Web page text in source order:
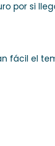
por si
fácil el